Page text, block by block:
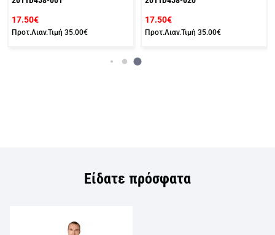
17.50€
Προτ.Λιαν.Τιμή 35.00€
17.50€
Προτ.Λιαν.Τιμή 35.00€
Είδατε πρόσφατα